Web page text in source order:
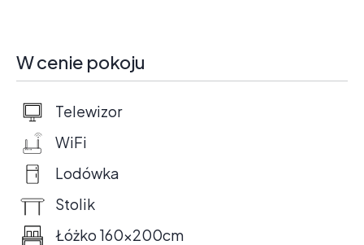
W cenie pokoju
Telewizor
WiFi
Lodówka
Stolik
Łóżko 160x200cm